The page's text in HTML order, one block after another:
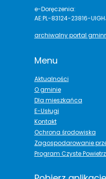
e-Doręczenia:
AE:PL-83124-23816-
archiwalny portal
Menu
Aktualności
O gminie
Dla mieszkańca
E-Usługi
Kontakt
Ochrona środowiska
Zagospodarowanie
Program Czyste